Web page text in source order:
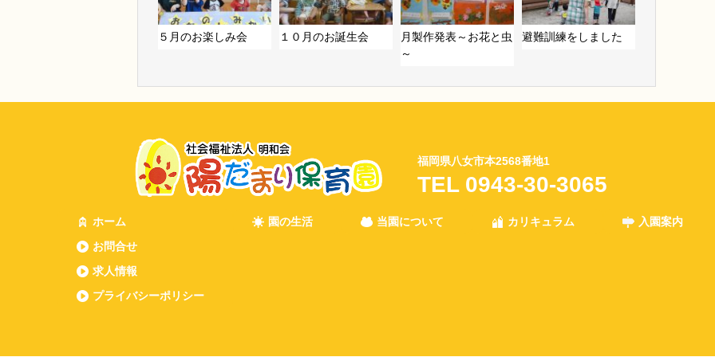
５月のお楽しみ会 １０月のお誕生会
月製作発表～お花と虫
～
避難訓練をしました
福岡県八女市本2568番地1
TEL 0943-30-3065
ホーム
お問合せ
求人情報
プライバシーポリシー
園の生活 当園について カリキュラム 入園案内